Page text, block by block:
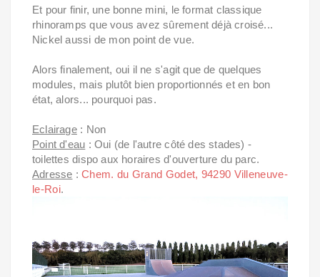
Et pour finir, une bonne mini, le format classique
rhinoramps que vous avez sûrement déjà croisé...
Nickel aussi de mon point de vue.
Alors finalement, oui il ne s'agit que de quelques
modules, mais plutôt bien proportionnés et en bon
état, alors... pourquoi pas.
Eclairage: Non
Point d'eau : Oui (de l'autre côté des stades) -
toilettes dispo aux horaires d'ouverture du parc.
Adresse :Chem. du Grand Godet, 94290 Villeneuve-
le-Roi.